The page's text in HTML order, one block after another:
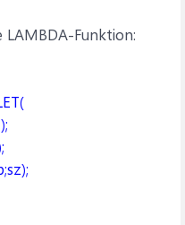
LAMBDA-Funktion: